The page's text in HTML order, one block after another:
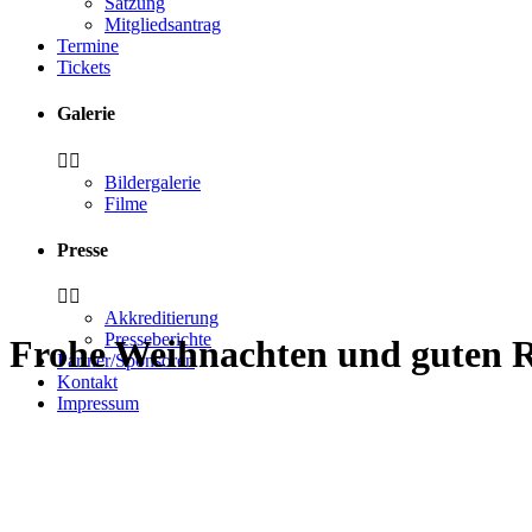
Mitgliedsantrag
Termine
Tickets
Galerie
Bildergalerie
Filme
Presse
Akkreditierung
Presseberichte
Partner/Sponsoren
Kontakt
Impressum
Frohe Weihnachten und guten